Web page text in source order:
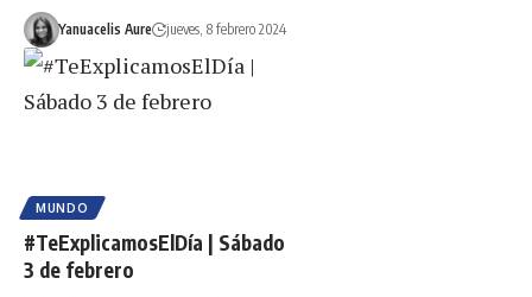
Yanuacelis Aure jueves, 8 febrero 2024
MUNDO
#TeExplicamosElDía | Sábado
3 de febrero